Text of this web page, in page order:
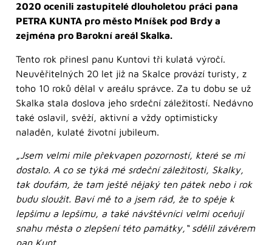
2020 ocenili zastupitelé dlouholetou práci pana
PETRA KUNTA pro město Mníšek pod Brdy a
zejména pro Barokní areál Skalka.
Tento rok přinesl panu Kuntovi tři kulatá výročí.
Neuvěřitelných 20 let již na Skalce provází turisty, z
toho 10 roků dělal v areálu správce. Za tu dobu se už
Skalka stala doslova jeho srdeční záležitostí. Nedávno
také oslavil, svěží, aktivní a vždy optimisticky
naladěn, kulaté životní jubileum.
„Jsem velmi mile překvapen pozorností, které se mi
dostalo. A co se týká mé srdeční záležitosti, Skalky,
tak doufám, že tam ještě nějaký ten pátek nebo i rok
budu sloužit. Baví mě to a jsem rád, že to spěje k
lepšímu a lepšímu, a také návštěvníci velmi oceňují
snahu města o zlepšení této památky,“ sdělil závěrem
pan Kunt.